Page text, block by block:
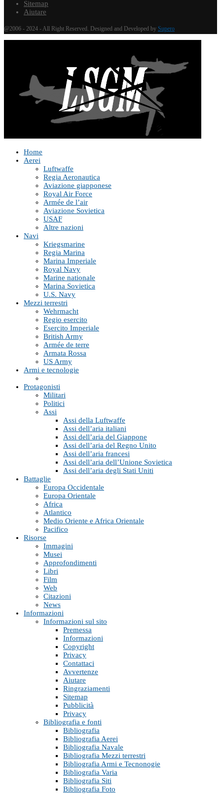
Sitemap
Aiutare
@2006 - 2024 - All Right Reserved. Designed and Developed by Supero
Home
Aerei
Luftwaffe
Regia Aeronautica
Aviazione giapponese
Royal Air Force
Armée de l’air
Aviazione Sovietica
USAF
Altre nazioni
Navi
Kriegsmarine
Regia Marina
Marina Imperiale
Royal Navy
Marine nationale
Marina Sovietica
U.S. Navy
Mezzi terrestri
Wehrmacht
Regio esercito
Esercito Imperiale
British Army
Armée de terre
Armata Rossa
US Army
Armi e tecnologie
Protagonisti
Militari
Politici
Assi
Assi della Luftwaffe
Assi dell’aria italiani
Assi dell’aria del Giappone
Assi dell’aria del Regno Unito
Assi dell’aria francesi
Assi dell’aria dell’Unione Sovietica
Assi dell’aria degli Stati Uniti
Battaglie
Europa Occidentale
Europa Orientale
Africa
Atlantico
Medio Oriente e Africa Orientale
Pacifico
Risorse
Immagini
Musei
Approfondimenti
Libri
Film
Web
Citazioni
News
Informazioni
Informazioni sul sito
Premessa
Informazioni
Copyright
Privacy
Contattaci
Avvertenze
Aiutare
Ringraziamenti
Sitemap
Pubblicità
Privacy
Bibliografia e fonti
Bibliografia
Bibliografia Aerei
Bibliografia Navale
Bibliografia Mezzi terrestri
Bibliografia Armi e Tecnonogie
Bibliografia Varia
Bibliografia Siti
Bibliografia Foto